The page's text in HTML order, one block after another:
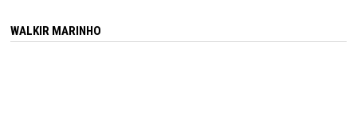
WALKIR MARINHO